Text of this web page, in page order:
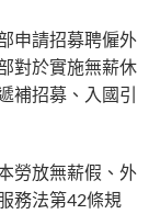
申請招募聘僱外
對於實施無薪休
補招募、入國引
勞放無薪假、外
務法第42條規